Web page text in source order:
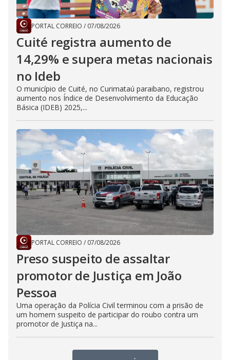
PORTAL CORREIO / 07/08/2026
Cuité registra aumento de
14,29% e supera metas nacionais
no Ideb
O município de Cuité, no Curimataú paraibano, registrou
aumento nos Índice de Desenvolvimento da Educação
Básica (IDEB) 2025,...
PORTAL CORREIO / 07/08/2026
Preso suspeito de assaltar
promotor de Justiça em João
Pessoa
Uma operação da Polícia Civil terminou com a prisão de
um homem suspeito de participar do roubo contra um
promotor de Justiça na...